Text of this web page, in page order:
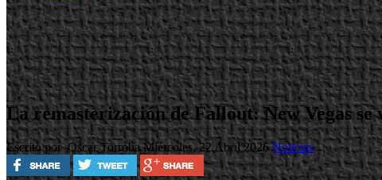
La remasterización de Fallout: New Vegas
Escrito por Oscar TorrobaMiércoles, 22 Abril 2026Noticias